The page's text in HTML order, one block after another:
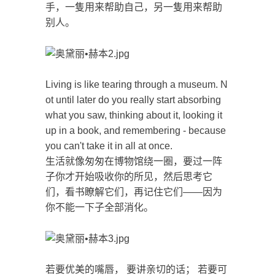
手，一隻用来帮助自己，另一隻用来帮助
别人。
Living is like tearing through a museum. N
ot until later do you really start absorbing
what you saw, thinking about it, looking it
up in a book, and remembering - because
you can't take it in all at once.
生活就像匆匆在博物馆绕一圈，要过一阵
子你才开始吸收你的所见，然后思考它
们，看书瞭解它们，再记住它们——因为
你不能一下子全部消化。
若要优美的嘴唇， 要讲亲切的话； 若要可